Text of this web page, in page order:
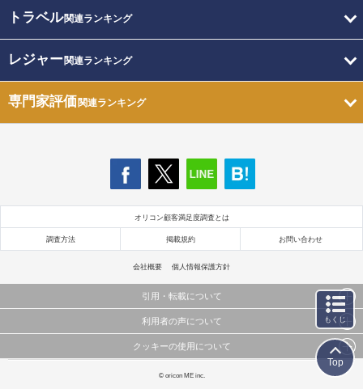
トラベル関連ランキング
レジャー関連ランキング
専門家評価関連ランキング
オリコン顧客満足度調査とは
調査方法 掲載規約 お問い合わせ
会社概要 個人情報保護方針
引用・転載について
当サイトで公開されている情報（文字、写真、イラスト、画像データ等）及びこれらの配置・
これらの情報を権利者の許可なく無断転載・複製などの二次利用を行うことは固く禁じており
利用者の声について
当サイトに掲載している内容はすべてサービスの利用者が提出された見解・感想です。
弊社の見解・ 意見ではないことをご理解いただいた上でご覧ください。
クッキーの使用について
このサイトでは Cookie を使用して、ユーザーに合わせたコンテンツや広告の表示、ソーシャル
© oricon ME inc.
もくじ
Top